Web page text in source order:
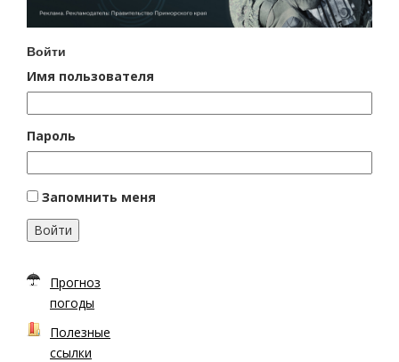
Войти
Имя пользователя
Пароль
Запомнить меня
Войти
Прогноз
погоды
Полезные
ссылки